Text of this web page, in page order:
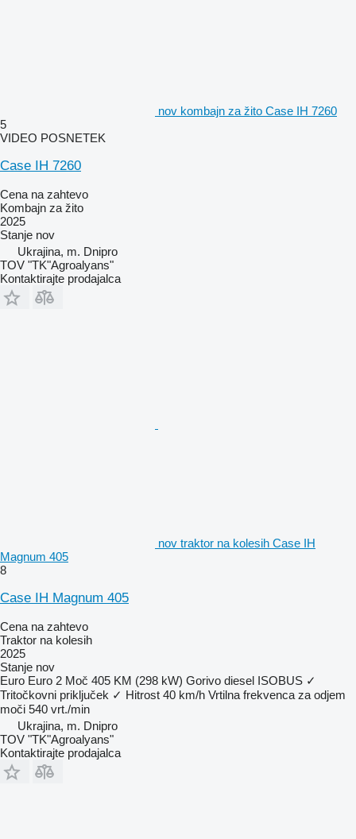
nov kombajn za žito Case IH 7260
5
VIDEO POSNETEK
Case IH 7260
Cena na zahtevo
Kombajn za žito
2025
Stanje nov
Ukrajina, m. Dnipro
TOV "TK"Agroalyans"
Kontaktirajte prodajalca
nov traktor na kolesih Case IH
Magnum 405
8
Case IH Magnum 405
Cena na zahtevo
Traktor na kolesih
2025
Stanje nov
Euro Euro 2 Moč 405 KM (298 kW) Gorivo diesel ISOBUS ✓
Tritočkovni priključek ✓ Hitrost 40 km/h Vrtilna frekvenca za odjem
moči 540 vrt./min
Ukrajina, m. Dnipro
TOV "TK"Agroalyans"
Kontaktirajte prodajalca